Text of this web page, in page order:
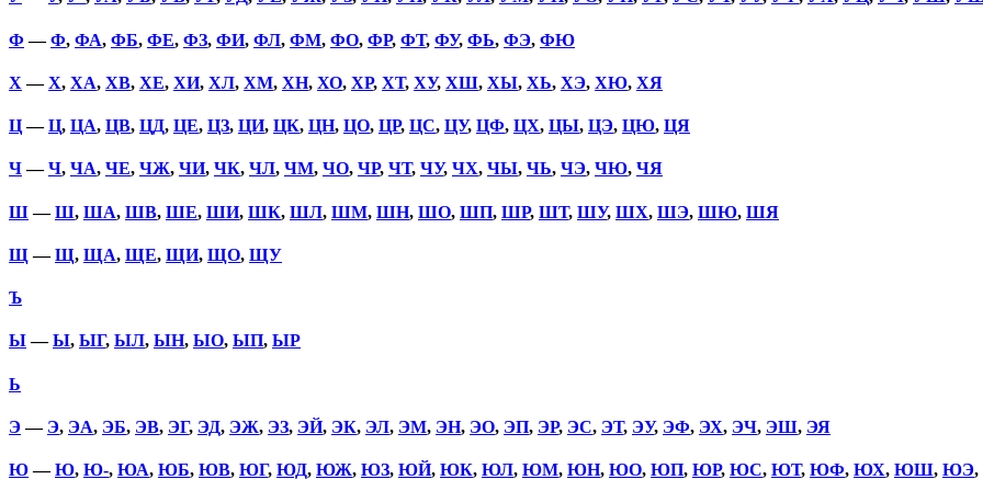
Ф —Ф, ФА, ФБ, ФЕ, ФЗ, ФИ, ФЛ, ФМ, ФО, ФР, ФТ, ФУ, ФЬ, ФЭ, ФЮ
Х —Х, ХА, ХВ, ХЕ, ХИ, ХЛ, ХМ, ХН, ХО, ХР, ХТ, ХУ, ХШ, ХЫ, ХЬ, ХЭ, ХЮ, ХЯ
Ц—Ц, ЦА, ЦВ, ЦД, ЦЕ, ЦЗ, ЦИ, ЦК, ЦН, ЦО, ЦР, ЦС, ЦУ, ЦФ, ЦХ, ЦЫ, ЦЭ, ЦЮ, ЦЯ
Ч—Ч, ЧА, ЧЕ, ЧЖ, ЧИ, ЧК, ЧЛ, ЧМ, ЧО, ЧР, ЧТ, ЧУ, ЧХ, ЧЫ, ЧЬ, ЧЭ, ЧЮ, ЧЯ
Ш—Ш, ША, ШВ, ШЕ, ШИ, ШК, ШЛ, ШМ, ШН, ШО, ШП, ШР, ШТ, ШУ, ШХ, ШЭ, ШЮ, ШЯ
Щ —Щ, ЩА, ЩЕ, ЩИ, ЩО, ЩУ
Ъ
Ы—Ы, ЫГ, ЫЛ, ЫН, ЫО, ЫП, ЫР
Ь
Э— Э, ЭА, ЭБ, ЭВ, ЭГ, ЭД, ЭЖ, ЭЗ, ЭЙ, ЭК, ЭЛ, ЭМ, ЭН, ЭО, ЭП, ЭР, ЭС, ЭТ, ЭУ, ЭФ, ЭХ, ЭЧ, ЭШ, ЭЯ
Ю—Ю, Ю-, ЮА, ЮБ, ЮВ, ЮГ, ЮД, ЮЖ, ЮЗ, ЮЙ, ЮК, ЮЛ, ЮМ, ЮН, ЮО, ЮП, ЮР, ЮС, ЮТ, ЮФ, ЮХ, ЮШ, ЮЭ,